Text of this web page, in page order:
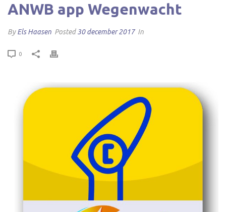
ANWB app Wegenwacht
ByEls Haasen Posted30 december 2017 In
0